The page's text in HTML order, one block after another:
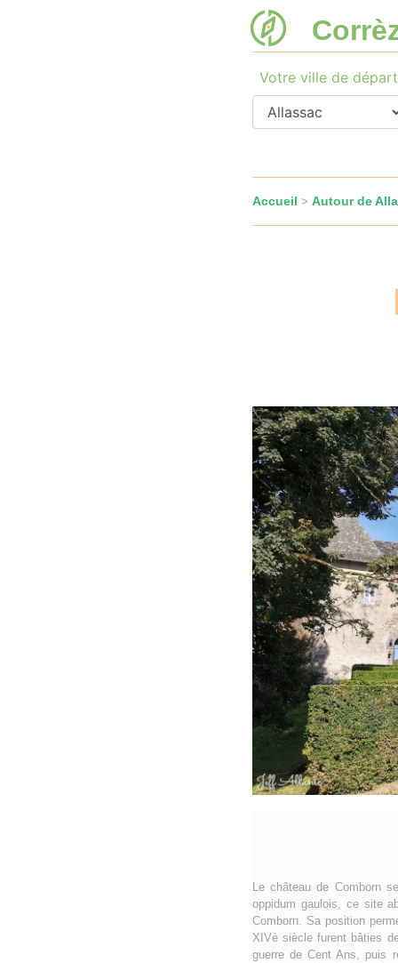
Votre ville de départ
Accueil > Autour de
Le château de Comborn
oppidum gaulois, ce site
Comborn. Sa position
XIVè siècle furent bâties
guerre de Cent Ans, puis